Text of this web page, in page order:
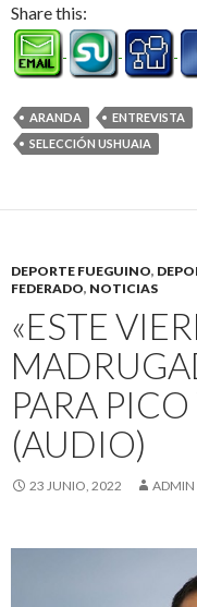
Share this:
ARANDA ENTREVISTA
SELECCIÓN USHUAIA
DEPORTE FUEGUINO,
FEDERADO, NOTICIAS
«ESTE
PARA
(AUDIO)
23 JUNIO, 2022 ADMIN